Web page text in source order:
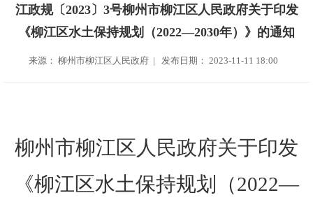
江政规〔2023〕3号柳州市柳江区人民政府关于印发
《柳江区水土保持规划（2022—2030年）》的通知
来源： 柳州市柳江区人民政府 | 发布日期： 2023-11-11 18:00
柳州市柳江区人民政府关于印发
《柳江区水土保持规划（2022—